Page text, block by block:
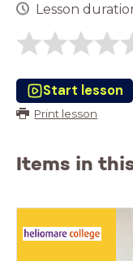
Lesson
Start lesson
Print lesson
Items in